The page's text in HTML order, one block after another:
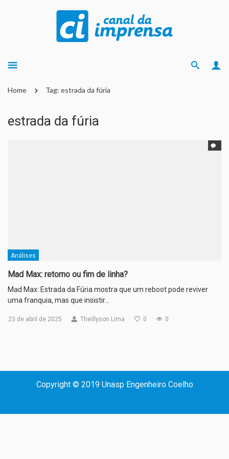
Home Tag: estrada da fúria
estrada da fúria
Análises
Mad Max: retorno ou fim de linha?
Mad Max: Estrada da Fúria mostra que um reboot pode reviver
uma franquia, mas que insistir…
23 de abril de 2025 Theillyson Lima 0 0
Copyright © 2019 Unasp Engenheiro Coelho